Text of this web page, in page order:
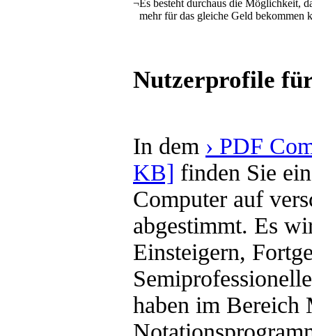
¬Es besteht durchaus die Möglichkeit,
mehr für das gleiche Geld bekommen
Nutzerprofile
In dem › PDF
KB] finden Sie
Computer auf
abgestimmt. Es
Einsteigern,
haben im Bereich